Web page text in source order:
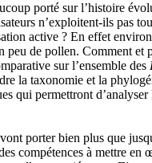
porté sur l’histoire
n’exploitent-ils pas
active ? En effet
de pollen. Comment et
sur l’ensemble des
la taxonomie et la
qui permettront
porter bien plus que
compétences à mettre